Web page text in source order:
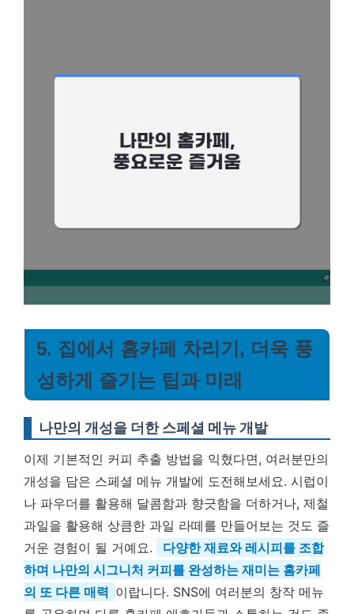
5. 집에서 홈카페 차리기, 더욱 풍
성하게 즐기는 팁과 미래
나만의 개성을 더한 스페셜 메뉴 개발
이제 기본적인 커피 추출 방법을 익혔다면, 여러분만의
개성을 담은 스페셜 메뉴 개발에 도전해보세요. 시럽이
나 파우더를 활용해 달콤함과 향긋함을 더하거나, 제철
과일을 활용해 상큼한 과일 라떼를 만들어보는 것도 즐
거운 경험이 될 거예요.
다양한 재료와 레시피를 조합
하며 나만의 시그니처 커피를 완성하는 재미는 홈카페
의 또 다른 매력 이랍니다. SNS에 여러분의 창작 메뉴